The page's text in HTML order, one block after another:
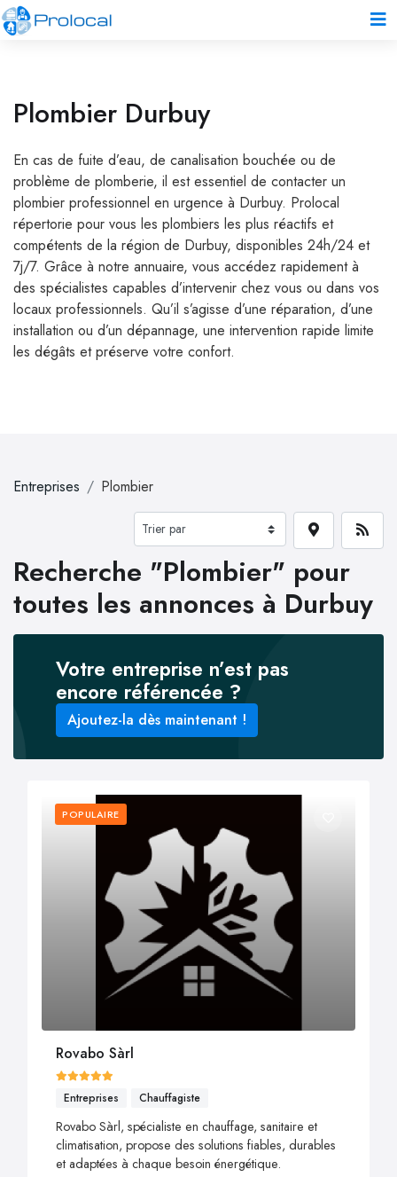
Plombier Durbuy
En cas de fuite d’eau, de canalisation bouchée ou de
problème de plomberie, il est essentiel de contacter un
plombier professionnel en urgence à Durbuy. Prolocal
répertorie pour vous les plombiers les plus réactifs et
compétents de la région de Durbuy, disponibles 24h/24 et
7j/7. Grâce à notre annuaire, vous accédez rapidement à
des spécialistes capables d’intervenir chez vous ou dans vos
locaux professionnels. Qu’il s’agisse d’une réparation, d’une
installation ou d’un dépannage, une intervention rapide limite
les dégâts et préserve votre confort.
Entreprises Plombier
Recherche "Plombier" pour
toutes les annonces à Durbuy
Votre entreprise n’est pas
encore référencée ?
Ajoutez-la dès maintenant !
POPULAIRE
Rovabo Sàrl
Entreprises Chauffagiste
Rovabo Sàrl, spécialiste en chauffage, sanitaire et
climatisation, propose des solutions fiables, durables
et adaptées à chaque besoin énergétique.